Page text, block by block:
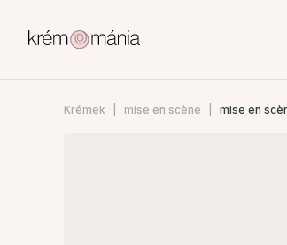
Krémek mise en scène mise en